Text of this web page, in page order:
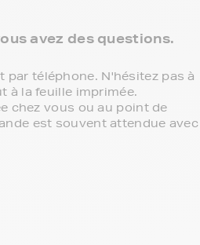
avez des questions.
téléphone. N'hésitez pas à
à la feuille imprimée.
chez vous ou au point de
est souvent attendue avec